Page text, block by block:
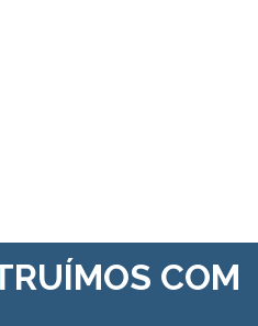
COM